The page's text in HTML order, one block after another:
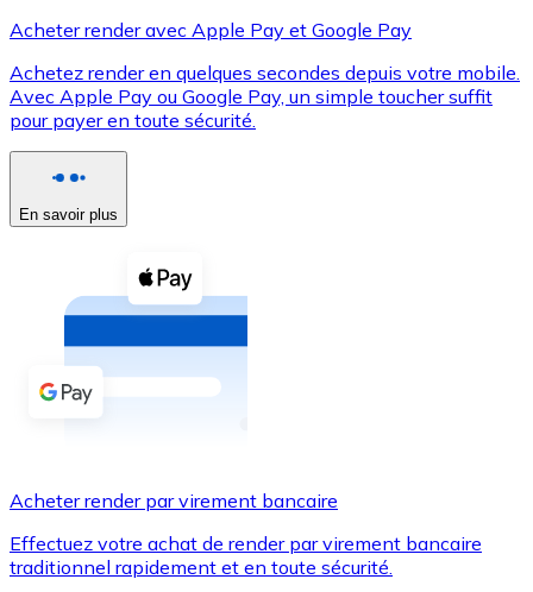
XRP
XRP
Voir toutes
Coupons crypto
Achetez des cryptomonnaies en espèces et d'autres
Acheter avec espèces
Virement SEPA
Utilisez les cartes Visa et Mastercard pour acheter
Acheter render avec Apple Pay et Google Pay
Achetez render en quelques secondes depuis votre mobile.
Avec Apple Pay ou Google Pay, un simple toucher suffit
pour payer en toute sécurité.
En savoir plus
Acheter render par virement bancaire
Effectuez votre achat de render par virement bancaire
traditionnel rapidement et en toute sécurité.